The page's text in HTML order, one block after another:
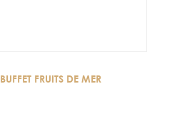
BUFFET FRUITS DE MER